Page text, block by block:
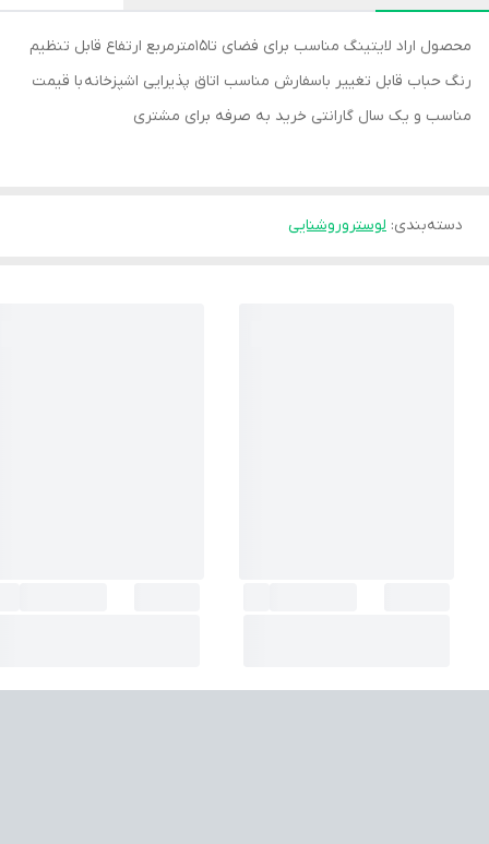
محصول اراد لایتینگ مناسب برای فضای تا۱۵مترمربع ارتفاع قابل تنظیم
رنگ حباب قابل تغییر باسفارش مناسب اتاق پذیرایی اشپزخانه با قیمت
مناسب و یک سال گارانتی خرید به صرفه برای مشتری
دسته‌بندی: لوستروروشنایی